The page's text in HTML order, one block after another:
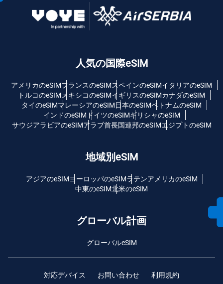
人気の国際eSIM
アメリカのeSIMフランスのeSIMスペインのeSIMイタリアのeSIM
トルコのeSIM メキシコのeSIMイギリスのeSIMカナダのeSIM
タイのeSIMマレーシアのeSIM日本のeSIMベトナムのeSIM
インドのeSIM ドイツのeSIMギリシャのeSIM
サウジアラビアのeSIMアラブ首長国連邦のeSIMエジプトのeSIM
地域別eSIM
アジアのeSIMヨーロッパのeSIMラテンアメリカのeSIM
中東のeSIM北米のeSIM
グローバル計画
グローバルeSIM
対応デバイス お問い合わせ 利用規約